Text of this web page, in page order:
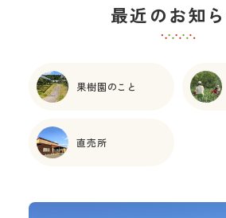
最近のお知
果樹園のこと
直売所